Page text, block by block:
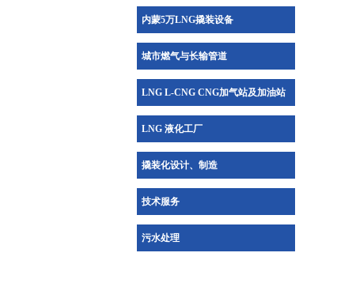
内蒙5万LNG撬装设备
城市燃气与长输管道
LNG L-CNG CNG加气站及加油站
LNG 液化工厂
撬装化设计、制造
技术服务
污水处理